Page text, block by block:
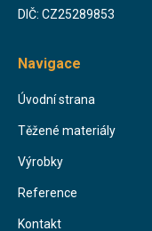
DIČ: CZ25289853
Navigace
Úvodní strana
Těžené materiály
Výrobky
Reference
Kontakt